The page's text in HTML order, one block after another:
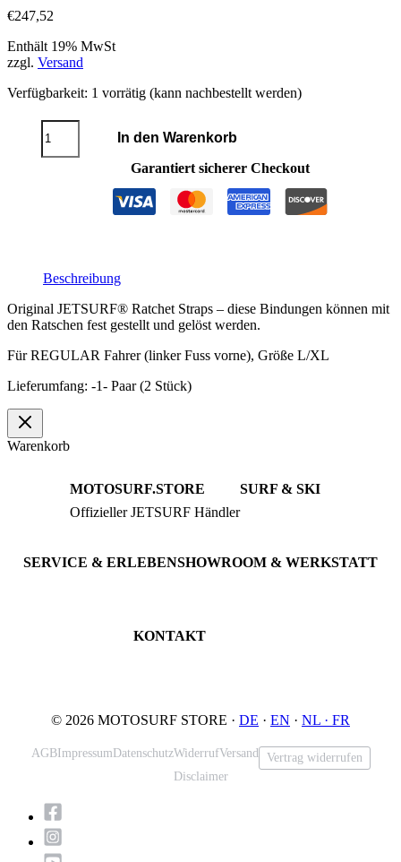
€247,52
Enthält 19% MwSt
zzgl. Versand
Verfügbarkeit: 1 vorrätig (kann nachbestellt werden)
JETSURF®
Ratschenbindungen
REGULAR
In den Warenkorb
Garantiert sicherer Checkout
Beschreibung
Original JETSURF® Ratchet Straps – diese Bindungen können mit
den Ratschen fest gestellt und gelöst werden.
Für REGULAR Fahrer (linker Fuss vorne), Größe L/XL
Lieferumfang: -1- Paar (2 Stück)
Warenkorb
MOTOSURF.STORE
Offizieller JETSURF Händler
SURF & SKI
JETSURF Boards
SERVICE & ERLEBENSHOWROOM & WERKSTATT
KONTAKT
© 2026 MOTOSURF STORE · DE · EN · NL · FR
AGBImpressum DatenschutzWiderrufVersand
Vertrag widerrufen
Disclaimer